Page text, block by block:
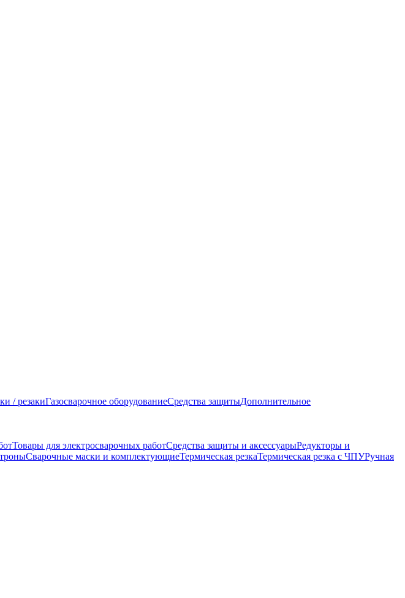
/ резакиГазосварочное оборудованиеСредства защитыДополнительное
Товары для электросварочных работСредства защиты и аксессуарыРедукторы и
Сварочные маски и комплектующиеТермическая резкаТермическая резка с ЧПУРучная